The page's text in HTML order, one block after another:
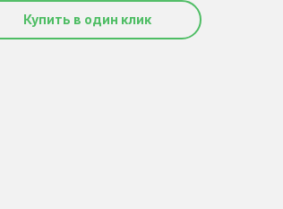
Купить в один клик